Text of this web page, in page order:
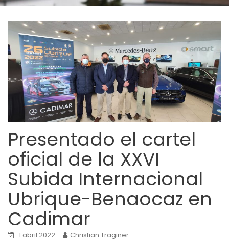
Presentado el cartel
oficial de la XXVI
Subida Internacional
Ubrique-Benaocaz en
Cadimar
1 abril 2022 Christian Traginer